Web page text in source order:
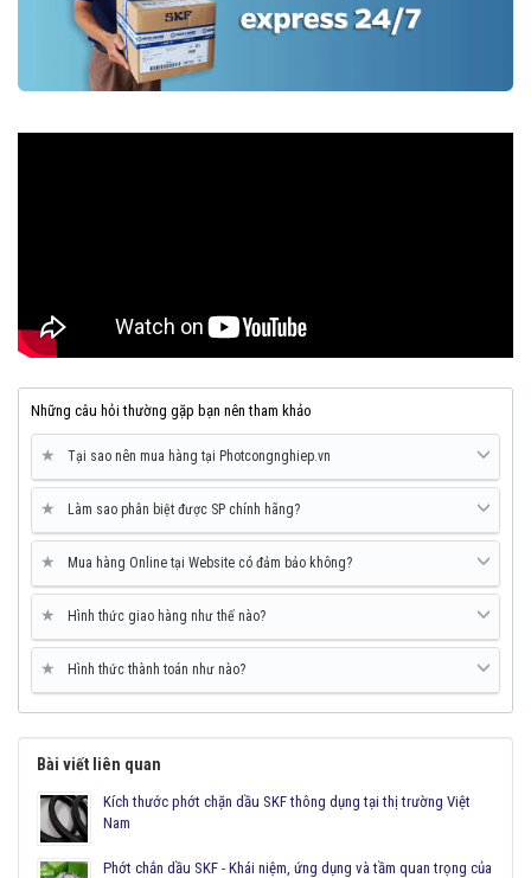
Những câu hỏi thường gặp bạn nên tham khảo
★ Tại sao nên mua hàng tại Photcongnghiep.vn
★ Làm sao phân biệt được SP chính hãng?
★ Mua hàng Online tại Website có đảm bảo không?
★ Hình thức giao hàng như thế nào?
★ Hình thức thành toán như nào?
Bài viết liên quan
Kích thước phớt chặn dầu SKF thông dụng tại thị trường Việt
Nam
Phớt chắn dầu SKF - Khái niệm, ứng dụng và tầm quan trọng của